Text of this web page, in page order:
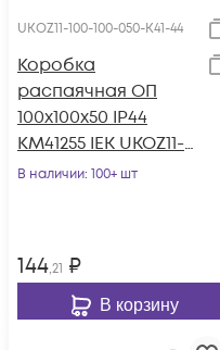
UKOZ11-100-100-050-K41-44
Коробка
распаячная ОП
100х100х50 IP44
КМ41255 IEK UKOZ11-
100-100-050-K41-44
В наличии: 100+ шт
144,21 ₽
В корзину